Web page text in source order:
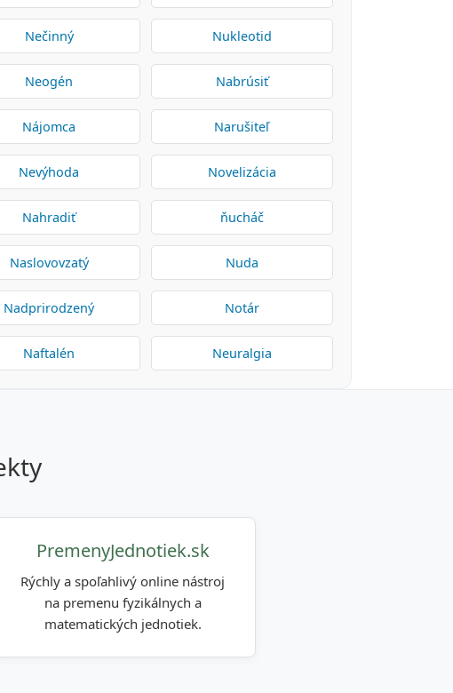
Nečinný Nukleotid
Neogén Nabrúsiť
Nájomca Narušiteľ
Nevýhoda Novelizácia
Nahradiť ňucháč
Naslovovzatý Nuda
Nadprirodzený Notár
Naftalén Neuralgia
PremenyJednotiek.sk
Rýchly a spoľahlivý online nástroj
na premenu fyzikálnych a
matematických jednotiek.